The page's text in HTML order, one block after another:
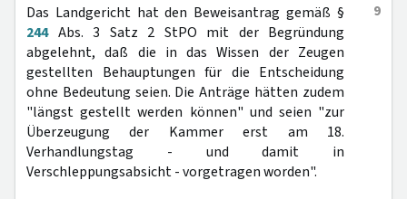
9
Das Landgericht hat den Beweisantrag gemäß §
244Abs. 3 Satz 2 StPO mit der Begründung
abgelehnt, daß die in das Wissen der Zeugen
gestellten Behauptungen für die Entscheidung
ohne Bedeutung seien. Die Anträge hätten zudem
"längst gestellt werden können" und seien "zur
Überzeugung der Kammer erst am 18.
Verhandlungstag - und damit in
Verschleppungsabsicht - vorgetragen worden".